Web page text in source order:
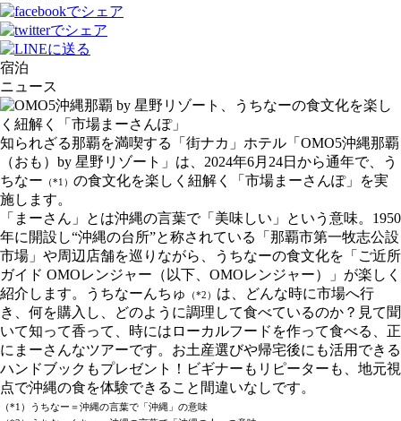
宿泊
ニュース
知られざる那覇を満喫する「街ナカ」ホテル「OMO5沖縄那覇
（おも）by 星野リゾート」は、2024年6月24日から通年で、う
ちなー （*1） の食文化を楽しく紐解く「市場まーさんぽ」を実
施します。
「まーさん」とは沖縄の言葉で「美味しい」という意味。1950
年に開設し“沖縄の台所”と称されている「那覇市第一牧志公設
市場」や周辺店舗を巡りながら、うちなーの食文化を「ご近所
ガイド OMOレンジャー（以下、OMOレンジャー）」が楽しく
紹介します。うちなーんちゅ
（*2） は、どんな時に市場へ行
き、何を購入し、どのように調理して食べているのか？見て聞
いて知って香って、時にはローカルフードを作って食べる、正
にまーさんなツアーです。お土産選びや帰宅後にも活用できる
ハンドブックもプレゼント！ビギナーもリピーターも、地元視
点で沖縄の食を体験できること間違いなしです。
（*1）うちなー＝沖縄の言葉で「沖縄」の意味